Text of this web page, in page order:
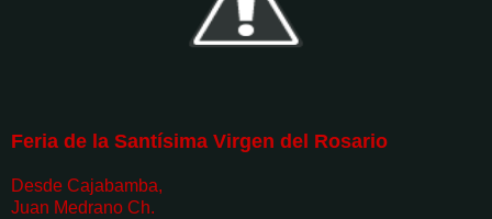
Feria de la Santísima Virgen del Rosario
Desde Cajabamba,
Juan Medrano Ch.